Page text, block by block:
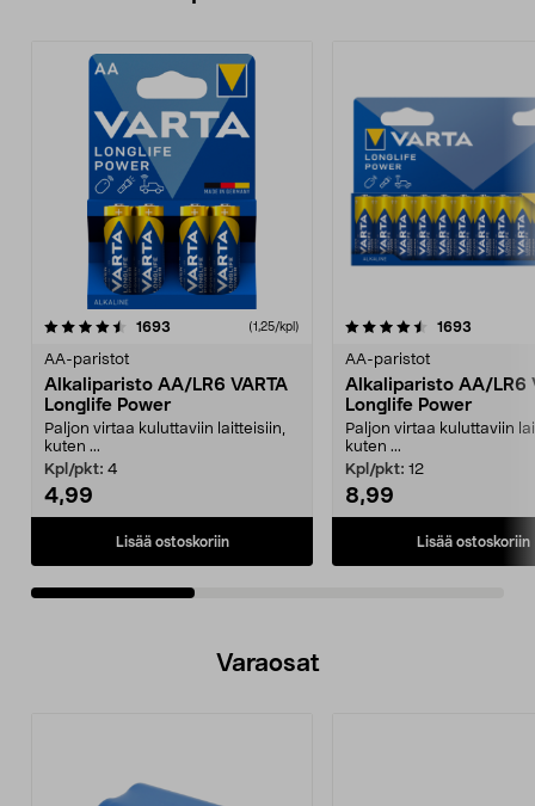
1693 (1,25/kpl)
AA-paristot
Alkaliparisto AA/LR6 VARTA
Longlife Power
Paljon virtaa kuluttaviin laitteisiin,
kuten ...
Kpl/pkt: 4
4,99
Lisää ostoskoriin
4.5viidestä
1693
AA-paristot
Alkaliparisto AA/LR6
Longlife Power
Paljon virtaa kuluttaviin
kuten ...
Kpl/pkt: 12
8,99
Lisää ostoskoriin
4.5viidestä
Varaosat